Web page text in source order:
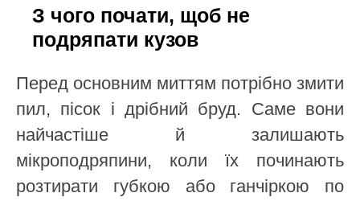
З чого почати, щоб не
подряпати кузов
Перед основним миттям потрібно змити
пил, пісок і дрібний бруд. Саме вони
найчастіше й залишають
мікроподряпини, коли їх починають
розтирати губкою або ганчіркою по